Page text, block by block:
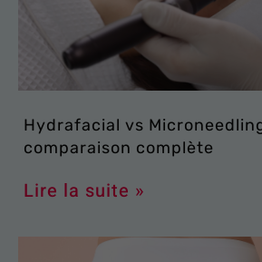
Hydrafacial vs
comparaison complète
Lire la suite »